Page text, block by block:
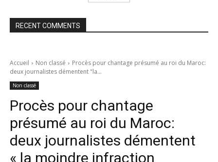
RECENT COMMENTS